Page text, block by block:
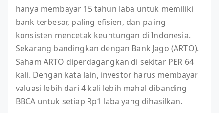
hanya membayar 15 tahun laba untuk memiliki
bank terbesar, paling efisien, dan paling
konsisten mencetak keuntungan di Indonesia.
Sekarang bandingkan dengan Bank Jago (ARTO).
Saham ARTO diperdagangkan di sekitar PER 64
kali. Dengan kata lain, investor harus membayar
valuasi lebih dari 4 kali lebih mahal dibanding
BBCA untuk setiap Rp1 laba yang dihasilkan.